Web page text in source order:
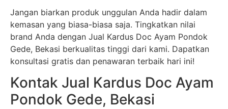
Jangan biarkan produk unggulan Anda hadir dalam
kemasan yang biasa-biasa saja. Tingkatkan nilai
brand Anda dengan Jual Kardus Doc Ayam Pondok
Gede, Bekasi berkualitas tinggi dari kami. Dapatkan
konsultasi gratis dan penawaran terbaik hari ini!
Kontak Jual Kardus Doc Ayam
Pondok Gede, Bekasi